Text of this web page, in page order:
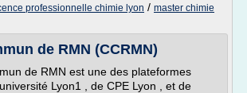
professionnelle chimie lyon / master chimie
de RMN (CCRMN)
de RMN est une des plateformes
Lyon1 , de CPE Lyon , et de